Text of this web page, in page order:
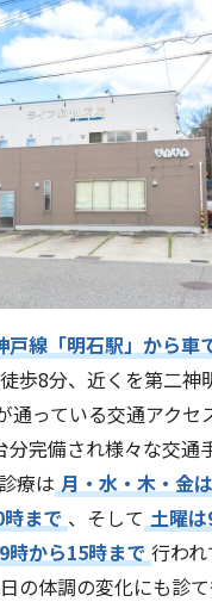
戸線「明石駅」から車
歩8分、近くを第二神
通っている交通アクセ
分完備され様々な交通
療は 月・水・木・金
まで 、そして 土曜
時から15時まで 行われ
の体調の変化にも診